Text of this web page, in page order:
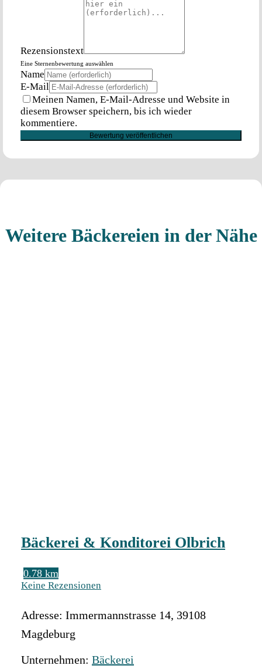
Rezensionstext
Eine Sternenbewertung auswählen
Name
E-Mail
Meinen Namen, E-Mail-Adresse und Website in
diesem Browser speichern, bis ich wieder
kommentiere.
Weitere Bäckereien in der Nähe
Bäckerei & Konditorei Olbrich
0.78 km
Keine Rezensionen
Adresse: Immermannstrasse 14, 39108
Magdeburg
Unternehmen: Bäckerei